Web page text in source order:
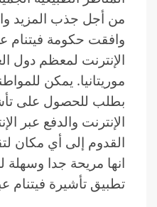
من أجل جذب المزيد
وافقت حكومة فيتنام
الإنترنت لمعظم دول
موريتانيا. يمكن
بطلب للحصول على
الإنترنت والدفع عبر
القدوم إلى أي مكان
انها مريحة جدا وسهلة
تطبيق تأشيرة فيتنام